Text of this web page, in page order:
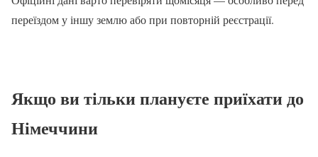
переїздом у іншу землю або при повторній реєстрації.
Якщо ви тільки плануєте приїхати до
Німеччини